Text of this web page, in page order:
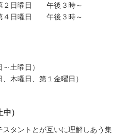
日 午後３時～
日曜日 午後３時～
土曜日）
木曜日、第１金曜日）
）
スタントとが互いに理解しあう集